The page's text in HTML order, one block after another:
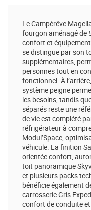
Le Campérêve
fourgon aménagé de
confort et
se distingue par son
supplémentaires,
personnes tout en
fonctionnel. À
système peigne
les besoins, tandis
séparés reste une
de vie est complété
réfrigérateur à
Modul’Space,
véhicule. La finition
orientée confort,
toit panoramique
et plusieurs packs
bénéficie également
carrosserie Gris
confort de conduite